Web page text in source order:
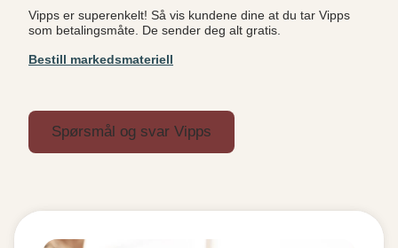
Vipps er superenkelt! Så vis kundene dine at du tar Vipps
som betalingsmåte. De sender deg alt gratis.
Bestill markedsmateriell
Spørsmål og svar Vipps